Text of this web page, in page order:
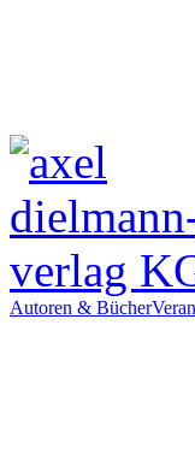
Autoren & Bücher